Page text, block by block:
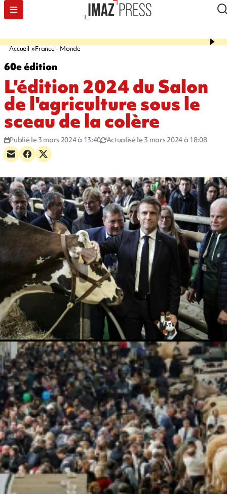
Accueil France - Monde
60e édition
L'édition 2024 du Salon
de l'agriculture sous le
sceau de la colère
Publié le 3 mars 2024 à 13:40 Actualisé le 3 mars 2024 à 18:08